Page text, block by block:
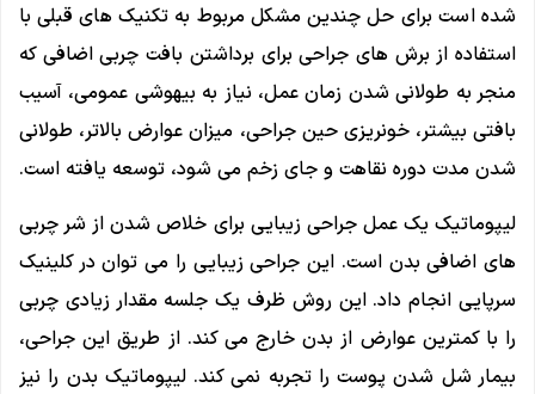
شده است برای حل چندین مشکل مربوط به تکنیک های قبلی با
استفاده از برش های جراحی برای برداشتن بافت چربی اضافی که
منجر به طولانی شدن زمان عمل، نیاز به بیهوشی عمومی، آسیب
بافتی بیشتر، خونریزی حین جراحی، میزان عوارض بالاتر، طولانی
شدن مدت دوره نقاهت و جای زخم می شود، توسعه یافته است.
لیپوماتیک یک عمل جراحی زیبایی برای خلاص شدن از شر چربی
های اضافی بدن است. این جراحی زیبایی را می توان در کلینیک
سرپایی انجام داد. این روش ظرف یک جلسه مقدار زیادی چربی
را با کمترین عوارض از بدن خارج می کند. از طریق این جراحی،
بیمار شل شدن پوست را تجربه نمی کند. لیپوماتیک بدن را نیز